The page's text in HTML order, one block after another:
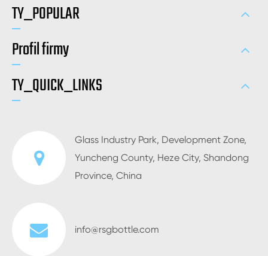
TY_POPULAR
Profil firmy
TY_QUICK_LINKS
Glass Industry Park, Development Zone,
Yuncheng County, Heze City, Shandong
Province, China
info@rsgbottle.com